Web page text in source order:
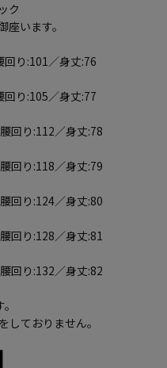
ク
います。
り:101／身丈:76
り:105／身丈:77
回り:112／身丈:78
回り:118／身丈:79
回り:124／身丈:80
回り:128／身丈:81
回り:132／身丈:82
ておりません。